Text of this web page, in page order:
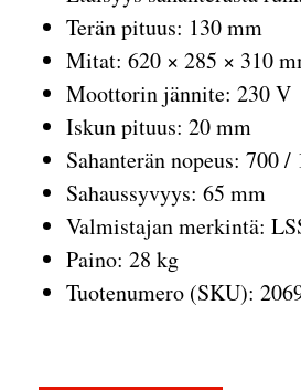
Terän pituus: 130 mm
Mitat: 620 × 285 × 310
Moottorin jännite: 230 V
Iskun pituus: 20 mm
Sahanterän nopeus: 700
Sahaussyvyys: 65 mm
Valmistajan merkintä:
Paino: 28 kg
Tuotenumero (SKU):